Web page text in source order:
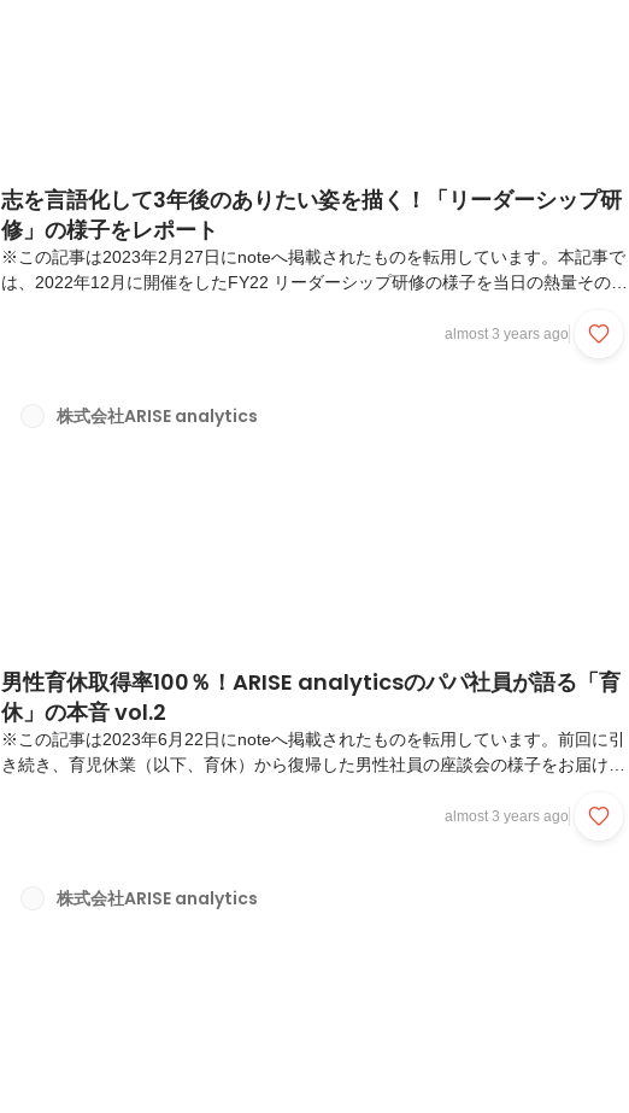
志を言語化して3年後のありたい姿を描く！「リーダーシップ研
修」の様子をレポート
※この記事は2023年2月27日にnoteへ掲載されたものを転用しています。本記事で
は、2022年12月に開催をしたFY22 リーダーシップ研修の様子を当日の熱量そのま
は、『独自の教育体系 ARISE university』でもご紹介したキャリア開発施策の一つ
自前で設計しております。個人の成長に投資するARISE analyticsならではだな、と
almost 3 years ago
株式会社ARISE analytics
男性育休取得率100％！ARISE analyticsのパパ社員が語る「育
休」の本音 vol.2
※この記事は2023年6月22日にnoteへ掲載されたものを転用しています。前回に引
き続き、育児休業（以下、育休）から復帰した男性社員の座談会の様子をお届けし
期をどのように過ごしたのか。そして、復職後の変化なども話してもらいました。
そんな中、なんとARISE analyticsの男性育児休業取得率は100％！社員のライフイ
almost 3 years ago
株式会社ARISE analytics